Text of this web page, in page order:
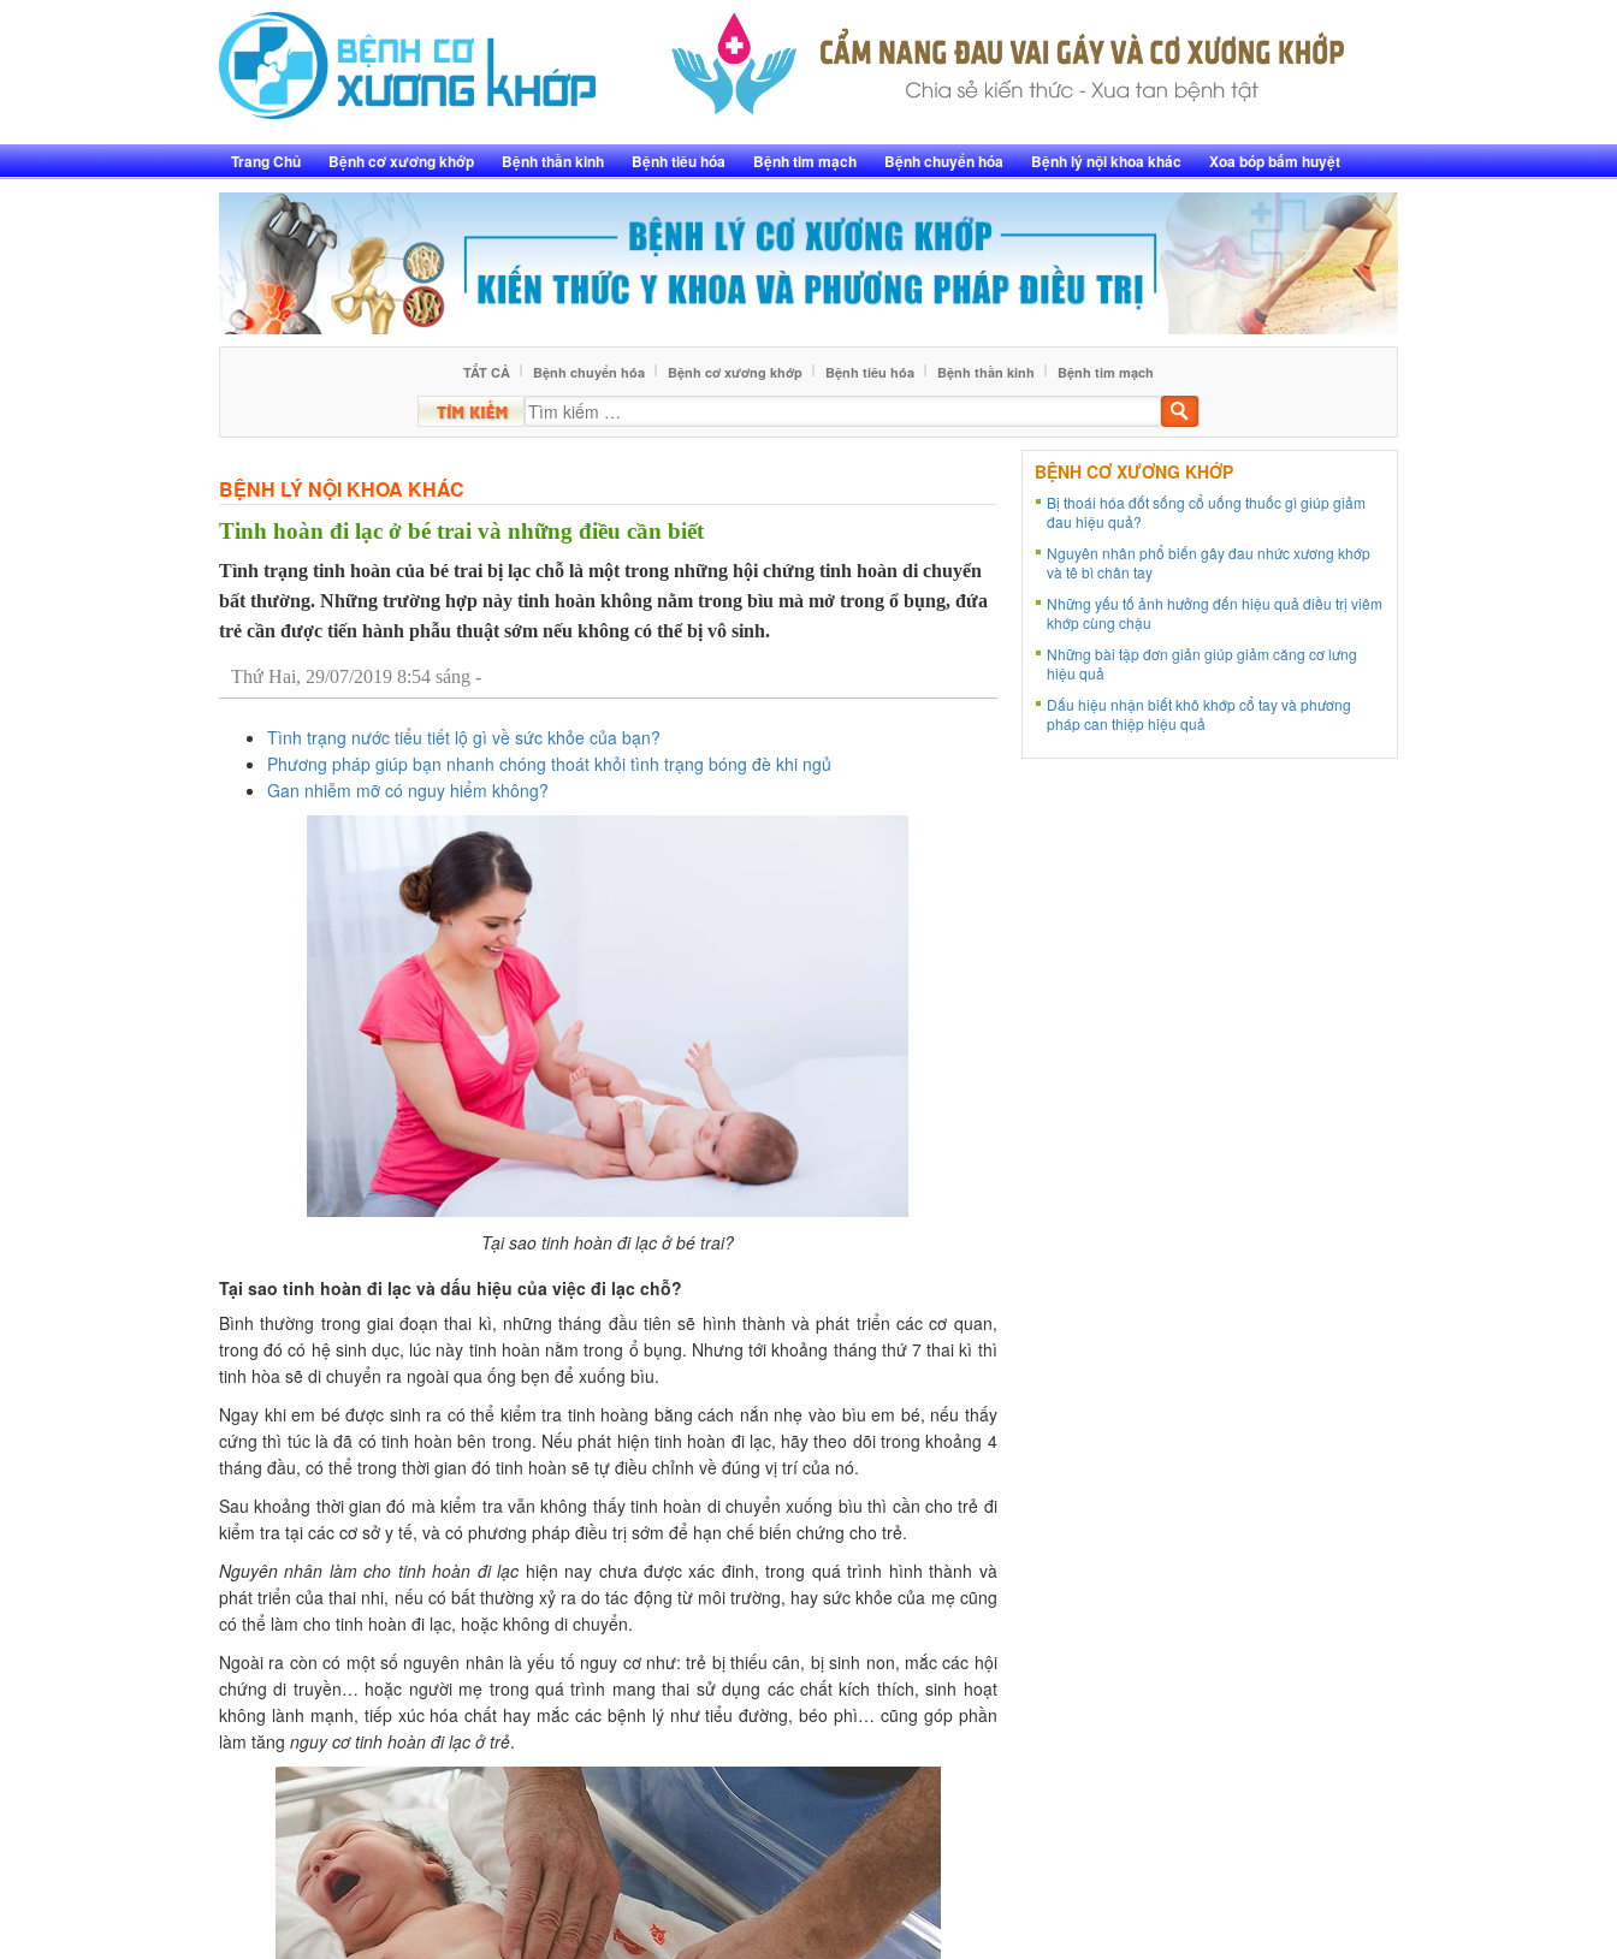
Trang Chủ Bệnh cơ xương khớp Bệnh thần kinh Bệnh tiêu hóa Bệnh tim mạch Bệnh chuyển hóa Bệnh lý nội khoa khác Xoa bóp bấm huyệt
TẤT CẢ Bệnh chuyển hóa Bệnh cơ xương khớp Bệnh tiêu hóa Bệnh thần kinh Bệnh tim mạch
Tìm
kiếm
BỆNH LÝ NỘI KHOA KHÁC
Tinh hoàn đi lạc ở bé trai và những điều cần biết
Tình trạng tinh hoàn của bé trai bị lạc chỗ là một trong những hội chứng tinh hoàn di chuyển
bất thường. Những trường hợp này tinh hoàn không nằm trong bìu mà mở trong ổ bụng, đứa
trẻ cần được tiến hành phẫu thuật sớm nếu không có thể bị vô sinh.
Thứ Hai, 29/07/2019 8:54 sáng -
Tình trạng nước tiểu tiết lộ gì về sức khỏe của bạn?
Phương pháp giúp bạn nhanh chóng thoát khỏi tình trạng bóng đè khi ngủ
Gan nhiễm mỡ có nguy hiểm không?
Tại sao tinh hoàn đi lạc ở bé trai?
Tại sao tinh hoàn đi lạc và dấu hiệu của việc đi lạc chỗ?
Bình thường trong giai đoạn thai kì, những tháng đầu tiên sẽ hình thành và phát triển các cơ quan,
trong đó có hệ sinh dục, lúc này tinh hoàn nằm trong ổ bụng. Nhưng tới khoảng tháng thứ 7 thai kì thì
tinh hòa sẽ di chuyển ra ngoài qua ống bẹn để xuống bìu.
Ngay khi em bé được sinh ra có thể kiểm tra tinh hoàng bằng cách nắn nhẹ vào bìu em bé, nếu thấy
cứng thì túc là đã có tinh hoàn bên trong. Nếu phát hiện tinh hoàn đi lạc, hãy theo dõi trong khoảng 4
tháng đầu, có thể trong thời gian đó tinh hoàn sẽ tự điều chỉnh về đúng vị trí của nó.
Sau khoảng thời gian đó mà kiểm tra vẫn không thấy tinh hoàn di chuyển xuống bìu thì cần cho trẻ đi
kiểm tra tại các cơ sở y tế, và có phương pháp điều trị sớm để hạn chế biến chứng cho trẻ.
Nguyên nhân làm cho tinh hoàn đi lạc hiện nay chưa được xác đinh, trong quá trình hình thành và
phát triển của thai nhi, nếu có bất thường xỷ ra do tác động từ môi trường, hay sức khỏe của mẹ cũng
có thể làm cho tinh hoàn đi lạc, hoặc không di chuyển.
Ngoài ra còn có một số nguyên nhân là yếu tố nguy cơ như: trẻ bị thiếu cân, bị sinh non, mắc các hội
chứng di truyền… hoặc người mẹ trong quá trình mang thai sử dụng các chất kích thích, sinh hoạt
không lành mạnh, tiếp xúc hóa chất hay mắc các bệnh lý như tiểu đường, béo phì… cũng góp phần
làm tăng nguy cơ tinh hoàn đi lạc ở trẻ.
BỆNH CƠ XƯƠNG KHỚP
Bị thoái hóa đốt sống cổ uống thuốc gì giúp giảm
đau hiệu quả?
Nguyên nhân phổ biến gây đau nhức xương khớp
và tê bì chân tay
Những yếu tố ảnh hưởng đến hiệu quả điều trị viêm
khớp cùng chậu
Những bài tập đơn giản giúp giảm căng cơ lưng
hiệu quả
Dấu hiệu nhận biết khô khớp cổ tay và phương
pháp can thiệp hiệu quả